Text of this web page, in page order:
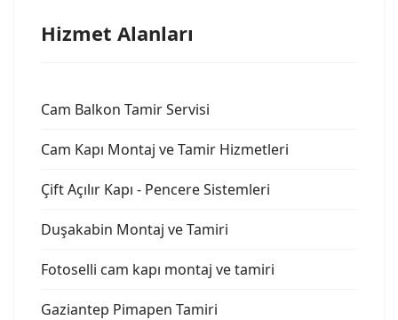
Hizmet Alanları
Cam Balkon Tamir Servisi
Cam Kapı Montaj ve Tamir Hizmetleri
Çift Açılır Kapı - Pencere Sistemleri
Duşakabin Montaj ve Tamiri
Fotoselli cam kapı montaj ve tamiri
Gaziantep Pimapen Tamiri